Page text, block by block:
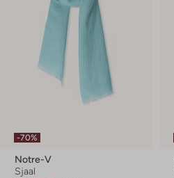
-70%
Notre-V
Sjaal